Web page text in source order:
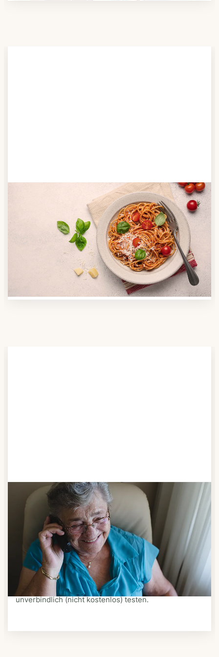
Anbieter finden
Nutzen Sie unsere große Mahlzeiten-Dienst-Suche,
um herauszufinden, welche Anbieter es in Ihrer
Region gibt und welcher am besten zu Ihnen passt.
Verschaffen Sie sich auch einen Überblick über die
Essen auf Rädern-Kosten.
Schritt 3
Bestellen & liefern lassen
Suchen Sie sich aus dem Speiseplan Ihres Anbieters
aus, was Ihnen schmeckt. Bestellen Sie telefonisch,
schriftlich oder im Online-Shop Ihres Anbieters.
Ein Kurier liefert Ihnen das bestellte Essen zum
vereinbarten Zeitpunkt nach Hause. Bei vielen
Anbietern können Sie Essen auf Rädern auch
unverbindlich (nicht kostenlos) testen.